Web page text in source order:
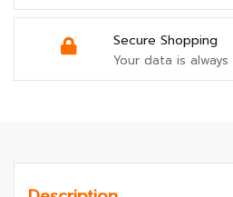
Secure Shopping
Your data is